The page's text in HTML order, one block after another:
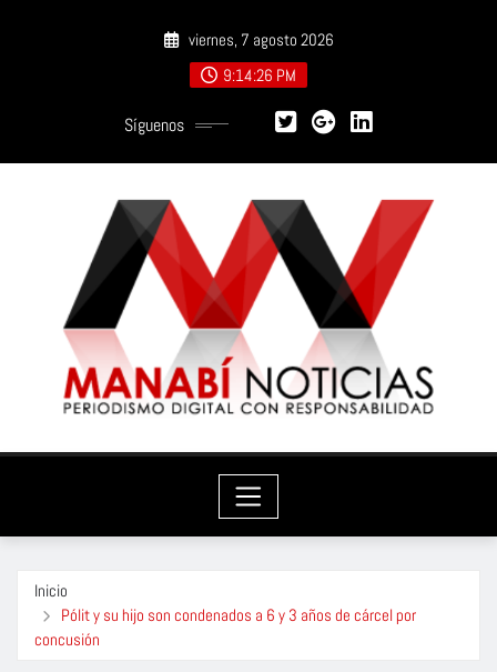
viernes, 7 agosto 2026
9:14:28 PM
Síguenos
Inicio
Pólit y su hijo son condenados a 6 y 3 años de cárcel por
concusión